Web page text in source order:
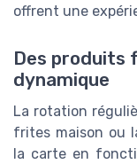
offrent une
Des produits
dynamique
La rotation
frites maison ou
la carte en